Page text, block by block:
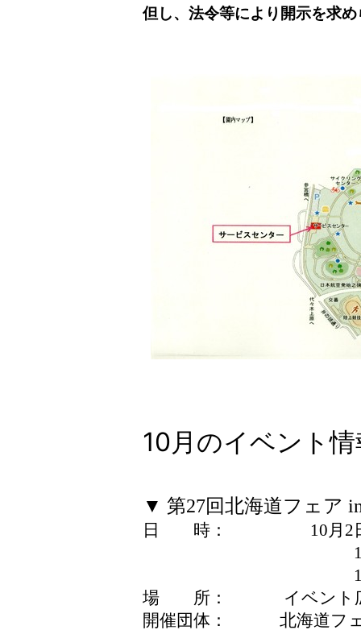
但し、法令等により開示を求
10月のイベント
▼ 第27回北海道フェア
日 時： 10月2日（
10月3日（土
10月4日（日
場 所： イベント広場
開催団体： 北海道フェ